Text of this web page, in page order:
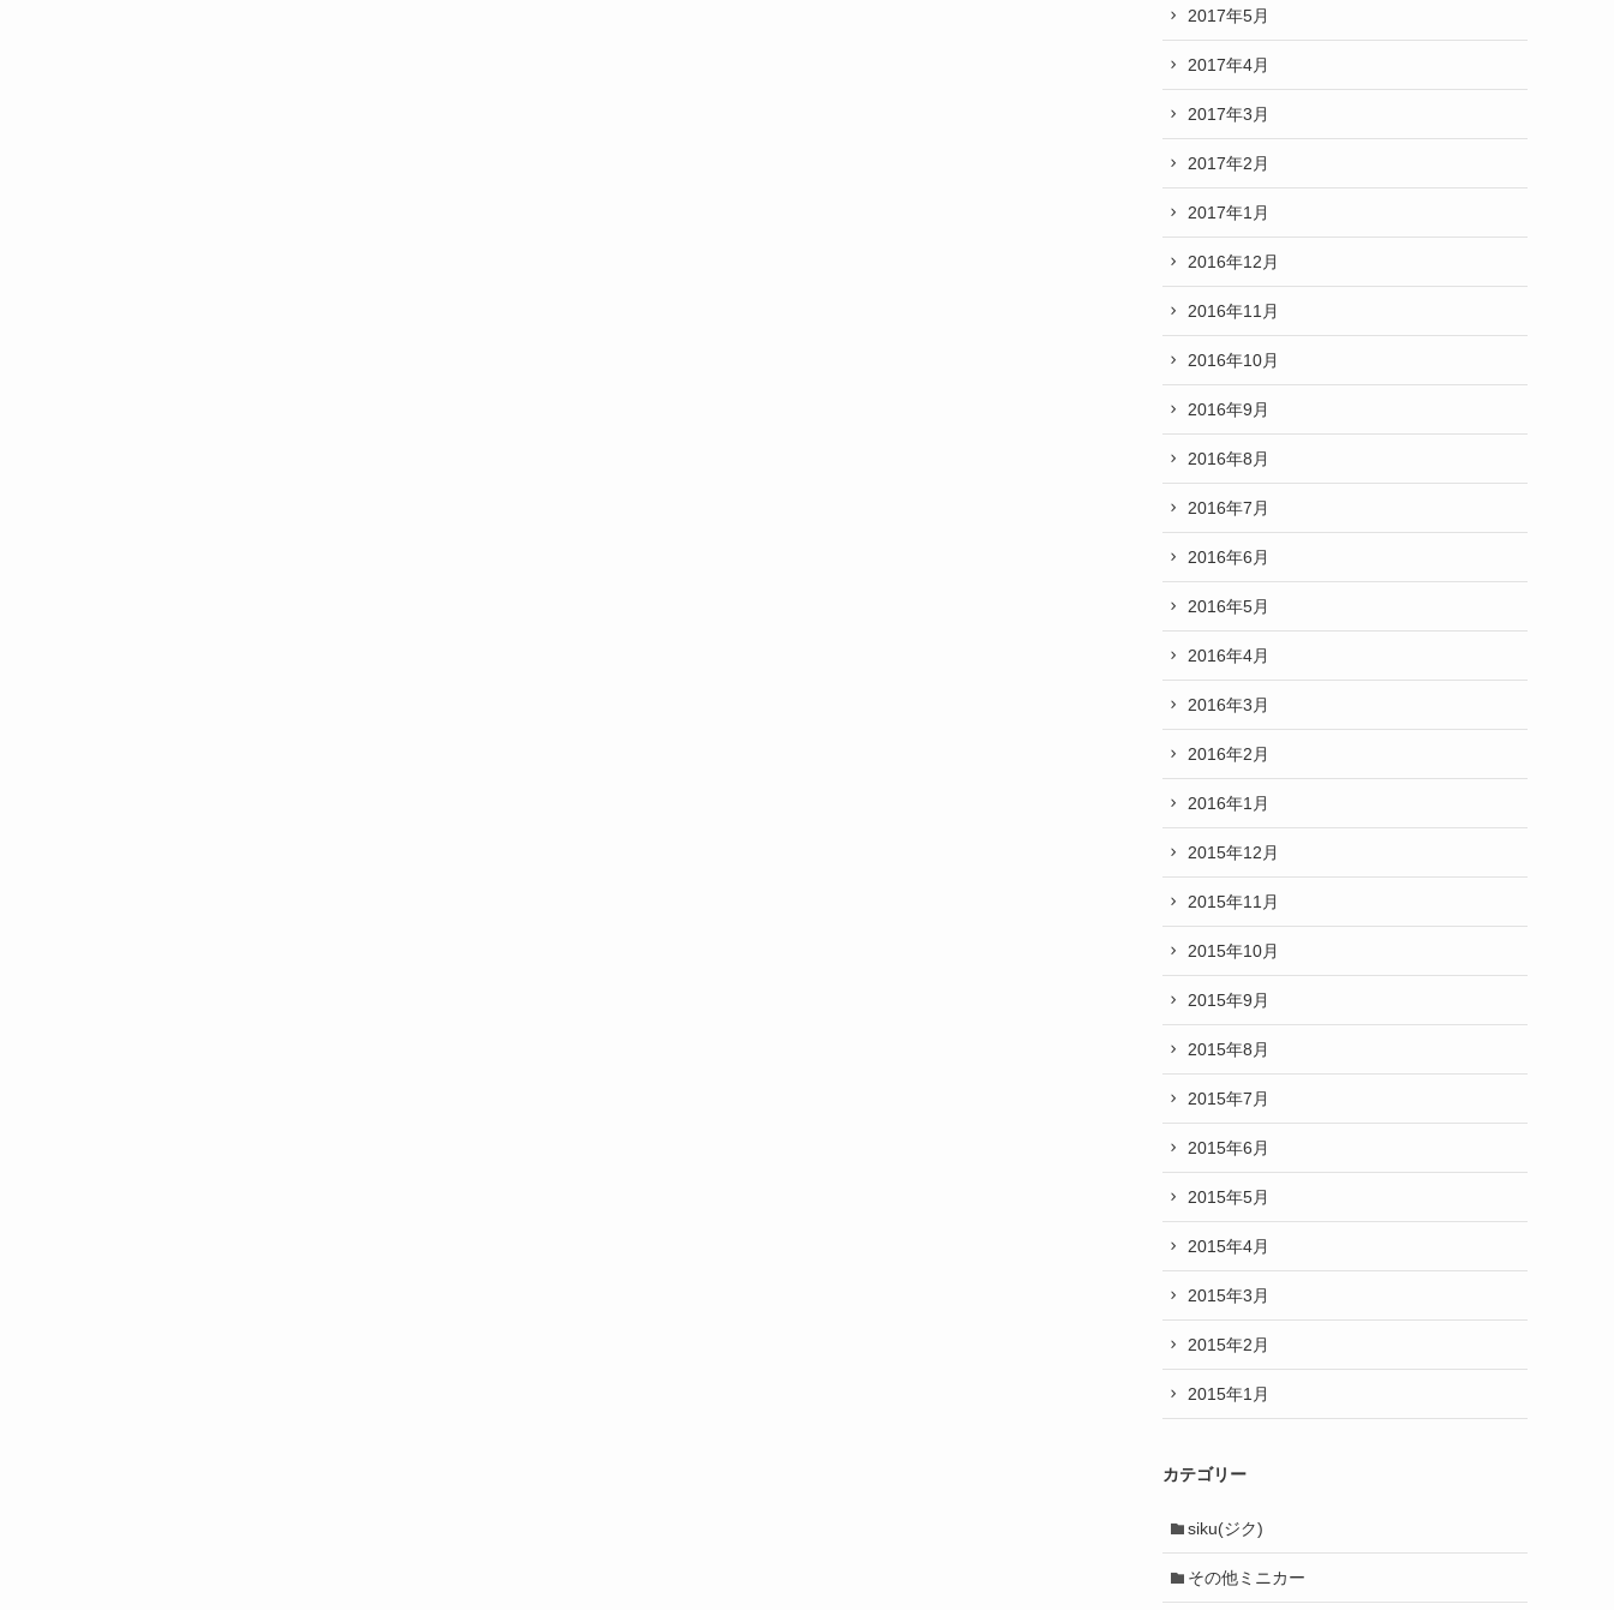
2017年5月
2017年4月
2017年3月
2017年2月
2017年1月
2016年12月
2016年11月
2016年10月
2016年9月
2016年8月
2016年7月
2016年6月
2016年5月
2016年4月
2016年3月
2016年2月
2016年1月
2015年12月
2015年11月
2015年10月
2015年9月
2015年8月
2015年7月
2015年6月
2015年5月
2015年4月
2015年3月
2015年2月
2015年1月
カテゴリー
siku(ジク)
その他ミニカー